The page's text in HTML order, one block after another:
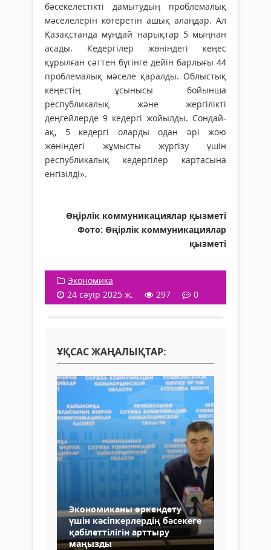
бәсекелестікті дамытудың проблемалық
мәселелерін көтеретін ашық алаңдар. Ал
Қазақстанда мұндай нарықтар 5 мыңнан
асады. Кедергілер жөніндегі кеңес
құрылған сәттен бүгінге дейін барлығы 44
проблемалық мәселе қаралды. Облыстық
кеңестің ұсынысы бойынша
республикалық және жергілікті
деңгейлерде 9 кедергі жойылды. Сондай-
ақ, 5 кедергі оларды одан әрі жою
жөніндегі жұмысты жүргізу үшін
республикалық кедергілер картасына
енгізілді».
Өңірлік коммуникациялар қызметі
Фото: Өңірлік коммуникациялар
қызметі
Экономика
24 сәуір 2025 ж.
297 0
ҰҚСАС ЖАҢАЛЫҚТАР:
Экономиканы өркендету
үшін кәсіпкерлердің бәсекеге
қабілеттілігін арттыру
маңызды